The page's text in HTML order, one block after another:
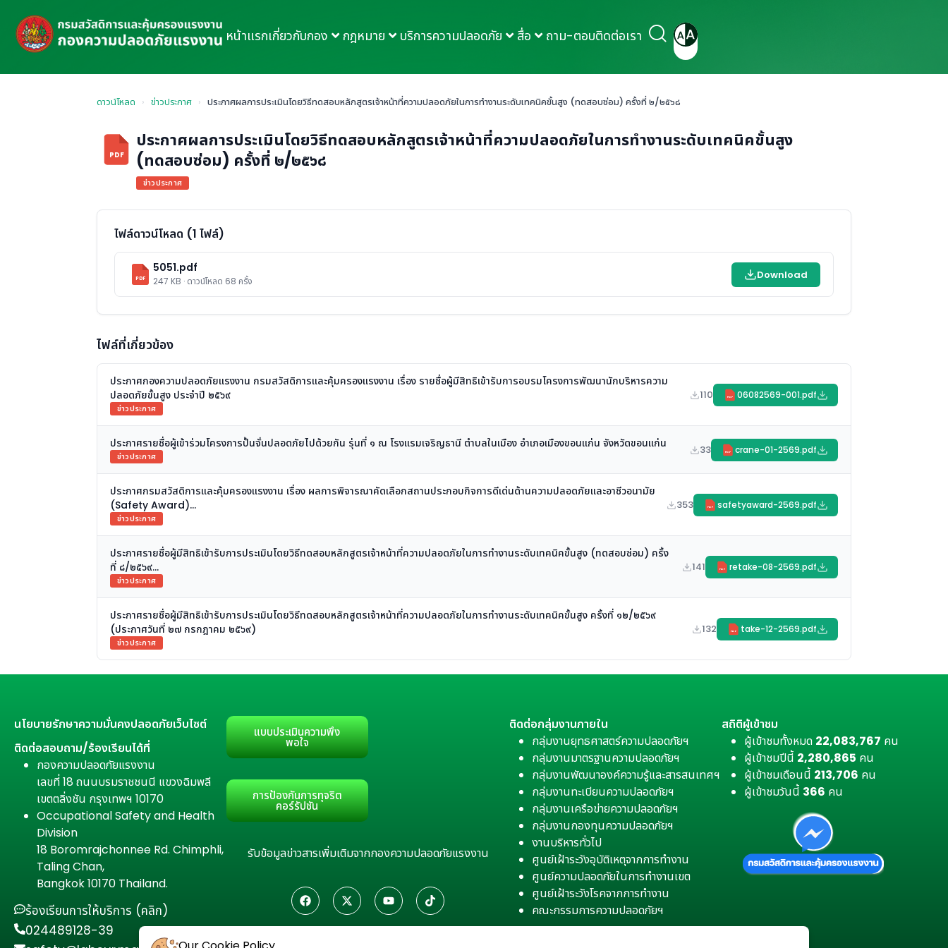
หน้าแรกเกี่ยวกับกอง กฎหมาย บริการความปลอดภัย สื่อ ถาม-ตอบติดต่อเรา
ดาวน์โหลด › ข่าวประกาศ › ประกาศผลการประเมินโดยวิธีทดสอบหลักสูตรเจ้าหน้าที่ความปลอดภัยในการทำงานระดับเทคนิคขั้นสูง (ทดสอบซ่อม) ครั้งที่ ๒/๒๕๖๘
PDF
ประกาศผลการประเมินโดยวิธีทดสอบหลักสูตรเจ้าหน้าที่ความปลอดภัยในการทำงานระดับเทคนิคขั้นสูง
(ทดสอบซ่อม) ครั้งที่ ๒/๒๕๖๘
ข่าวประกาศ
ไฟล์ดาวน์โหลด (1 ไฟล์)
PDF
5051.pdf
247 KB · ดาวน์โหลด 68 ครั้ง Download
ไฟล์ที่เกี่ยวข้อง
ประกาศกองความปลอดภัยแรงงาน กรมสวัสดิการและคุ้มครองแรงงาน เรื่อง รายชื่อผู้มีสิทธิเข้ารับการอบรมโครงการพัฒนานักบริหารความ
ปลอดภัยขั้นสูง ประจำปี ๒๕๖๙
ข่าวประกาศ
110 PDF 06082569-001.pdf
ประกาศรายชื่อผู้เข้าร่วมโครงการปั้นจั่นปลอดภัยไปด้วยกัน รุ่นที่ ๑ ณ โรงแรมเจริญธานี ตำบลในเมือง อำเภอเมืองขอนแก่น จังหวัดขอนแก่น
ข่าวประกาศ 33 PDF crane-01-2569.pdf
ประกาศกรมสวัสดิการและคุ้มครองแรงงาน เรื่อง ผลการพิจารณาคัดเลือกสถานประกอบกิจการดีเด่นด้านความปลอดภัยและอาชีวอนามัย
(Safety Award)
ประจำปี พ.ศ. ๒๕๖๙ (ประกาศวันที่ ๕ สิงหาคม ๒๕๖๙)
ข่าวประกาศ
353 PDF safetyaward-2569.pdf
ประกาศรายชื่อผู้มีสิทธิเข้ารับการประเมินโดยวิธีทดสอบหลักสูตรเจ้าหน้าที่ความปลอดภัยในการทำงานระดับเทคนิคขั้นสูง (ทดสอบซ่อม) ครั้ง
ที่ ๘/๒๕๖๙
(ประกาศวันที่ ๒๗ กรกฎาคม ๒๕๖๙)
ข่าวประกาศ
141 PDF retake-08-2569.pdf
ประกาศรายชื่อผู้มีสิทธิเข้ารับการประเมินโดยวิธีทดสอบหลักสูตรเจ้าหน้าที่ความปลอดภัยในการทำงานระดับเทคนิคขั้นสูง ครั้งที่ ๑๒/๒๕๖๙
(ประกาศวันที่ ๒๗ กรกฎาคม ๒๕๖๙)
ข่าวประกาศ
132 PDF take-12-2569.pdf
นโยบายรักษาความมั่นคงปลอดภัยเว็บไซต์
ติดต่อสอบถาม/ร้องเรียนได้ที่
กองความปลอดภัยแรงงาน
เลขที่ 18 ถนนบรมราชชนนี แขวงฉิมพลี
เขตตลิ่งชัน กรุงเทพฯ 10170
Occupational Safety and Health
Division
18 Boromrajchonnee Rd. Chimphli,
Taling Chan,
Bangkok 10170 Thailand.
ร้องเรียนการให้บริการ (คลิก)
024489128-39
แบบประเมินความพึง
พอใจ
การป้องกันการทุจริต
คอร์รัปชัน
รับข้อมูลข่าวสารเพิ่มเติมจากกองความปลอดภัยแรงงาน
ติดต่อกลุ่มงานภายใน
กลุ่มงานยุทธศาสตร์ความปลอดภัยฯ
กลุ่มงานมาตรฐานความปลอดภัยฯ
กลุ่มงานพัฒนาองค์ความรู้และสารสนเทศฯ
กลุ่มงานทะเบียนความปลอดภัยฯ
กลุ่มงานเครือข่ายความปลอดภัยฯ
กลุ่มงานกองทุนความปลอดภัยฯ
งานบริหารทั่วไป
ศูนย์เฝ้าระวังอุบัติเหตุจากการทำงาน
ศูนย์ความปลอดภัยในการทำงานเขต
ศูนย์เฝ้าระวังโรคจากการทำงาน
คณะกรรมการความปลอดภัยฯ
สถิติผู้เข้าชม
ผู้เข้าชมทั้งหมด 22,083,767 คน
ผู้เข้าชมปีนี้ 2,280,865 คน
ผู้เข้าชมเดือนนี้ 213,706 คน
ผู้เข้าชมวันนี้ 366 คน